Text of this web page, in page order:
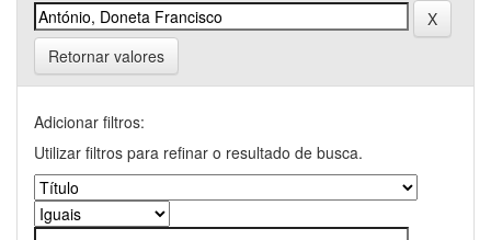
Retornar valores
Adicionar filtros:
Utilizar filtros para refinar o resultado de busca.